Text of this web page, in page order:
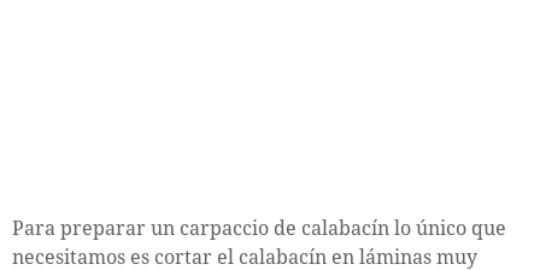
Para preparar un carpaccio de calabacín lo único que
necesitamos es cortar el calabacín en láminas muy